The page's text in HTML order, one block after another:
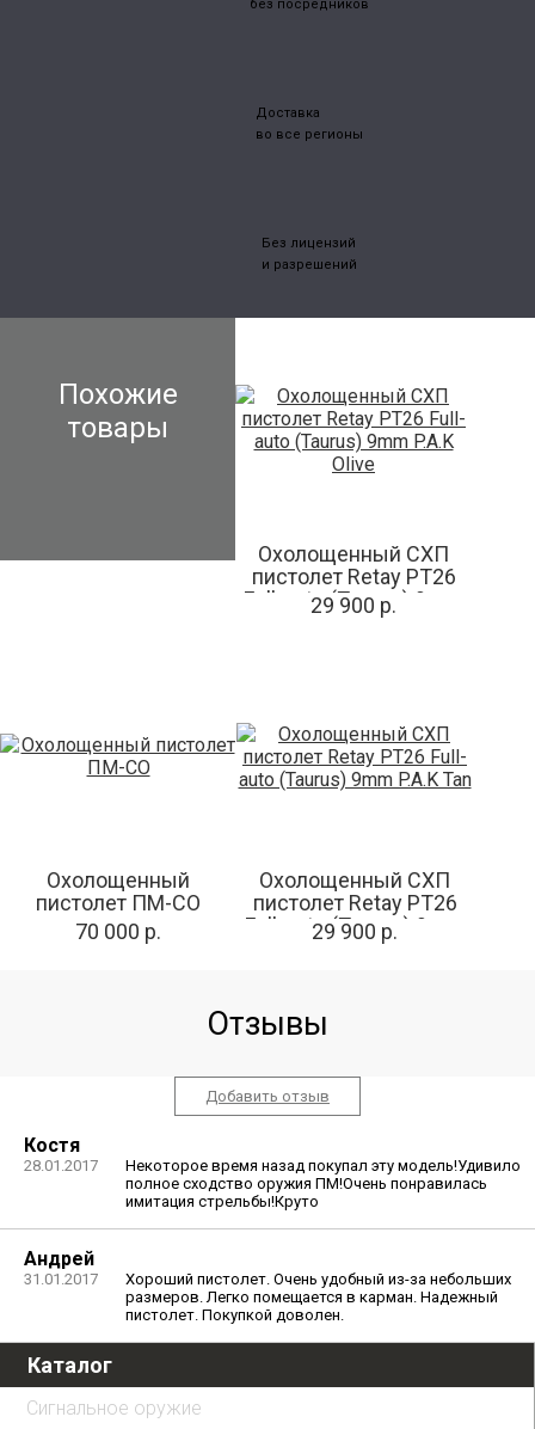
без посредников
Доставка
во все регионы
Без лицензий
и разрешений
Похожие
товары
Охолощенный СХП
пистолет Retay PT26
Full-auto (Taurus) 9mm
P.A.K Olive
29 900 р.
Охолощенный
пистолет ПМ-СО
70 000 р.
Охолощенный СХП
пистолет Retay PT26
Full-auto (Taurus) 9mm
P.A.K Tan
29 900 р.
Отзывы
Добавить отзыв
Костя
28.01.2017
Некоторое время назад покупал эту модель!Удивило
полное сходство оружия ПМ!Очень понравилась
имитация стрельбы!Круто
Андрей
31.01.2017
Хороший пистолет. Очень удобный из-за небольших
размеров. Легко помещается в карман. Надежный
пистолет. Покупкой доволен.
Каталог
Сигнальное оружие